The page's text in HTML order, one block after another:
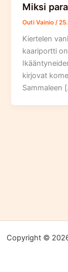
Miksi
Outi Vainio /
Kiertelen
kaariportti
kirjovat
Sammaleen
Copyright ©